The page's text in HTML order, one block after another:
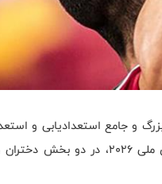
و جامع استعدادیابی و
از سراسر کشور برای بازیکنان مستعد زیر ۱۸